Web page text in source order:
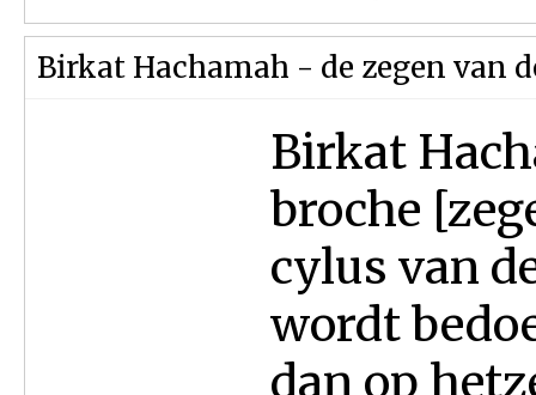
Birkat Hachamah - de zegen van
Birkat
broche
cylus van
wordt
dan op